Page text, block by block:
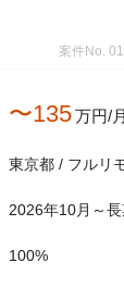
案件No.
〜135万円/
東京都 / フルリ
2026年10月～長
100%